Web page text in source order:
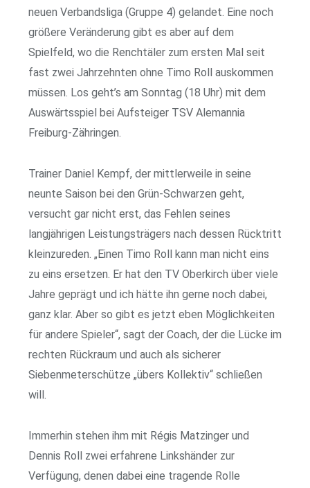
neuen Verbandsliga (Gruppe 4) gelandet. Eine noch
größere Veränderung gibt es aber auf dem
Spielfeld, wo die Renchtäler zum ersten Mal seit
fast zwei Jahrzehnten ohne Timo Roll auskommen
müssen. Los geht’s am Sonntag (18 Uhr) mit dem
Auswärtsspiel bei Aufsteiger TSV Alemannia
Freiburg-Zähringen.
Trainer Daniel Kempf, der mittlerweile in seine
neunte Saison bei den Grün-Schwarzen geht,
versucht gar nicht erst, das Fehlen seines
langjährigen Leistungsträgers nach dessen Rücktritt
kleinzureden. „Einen Timo Roll kann man nicht eins
zu eins ersetzen. Er hat den TV Oberkirch über viele
Jahre geprägt und ich hätte ihn gerne noch dabei,
ganz klar. Aber so gibt es jetzt eben Möglichkeiten
für andere Spieler“, sagt der Coach, der die Lücke im
rechten Rückraum und auch als sicherer
Siebenmeterschütze „übers Kollektiv“ schließen
will.
Immerhin stehen ihm mit Régis Matzinger und
Dennis Roll zwei erfahrene Linkshänder zur
Verfügung, denen dabei eine tragende Rolle